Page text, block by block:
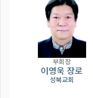
부회장
이영욱 장로
성북교회